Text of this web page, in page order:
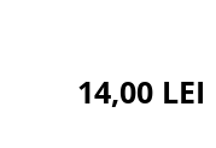
14,00 LEI